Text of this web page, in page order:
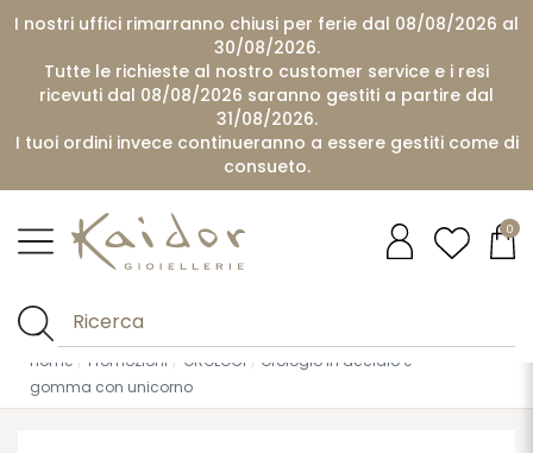
I nostri uffici rimarranno chiusi per ferie dal 08/08/2026 al
30/08/2026.
Tutte le richieste al nostro customer service e i resi
ricevuti dal 08/08/2026 saranno gestiti a partire dal
31/08/2026.
I tuoi ordini invece continueranno a essere gestiti come di
consueto.
0
Home Promozioni OROLOGI
Orologio in acciaio e
gomma con unicorno